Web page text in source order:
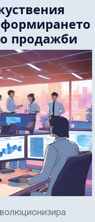
продажби